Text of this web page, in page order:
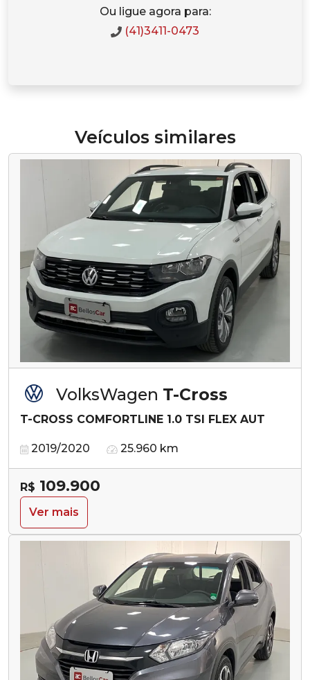
Ou ligue agora para:
(41)3411-0473
Veículos similares
VolksWagen T-Cross
T-CROSS COMFORTLINE 1.0 TSI FLEX AUT
2019/2020 25.960 km
R$ 109.900
Ver mais